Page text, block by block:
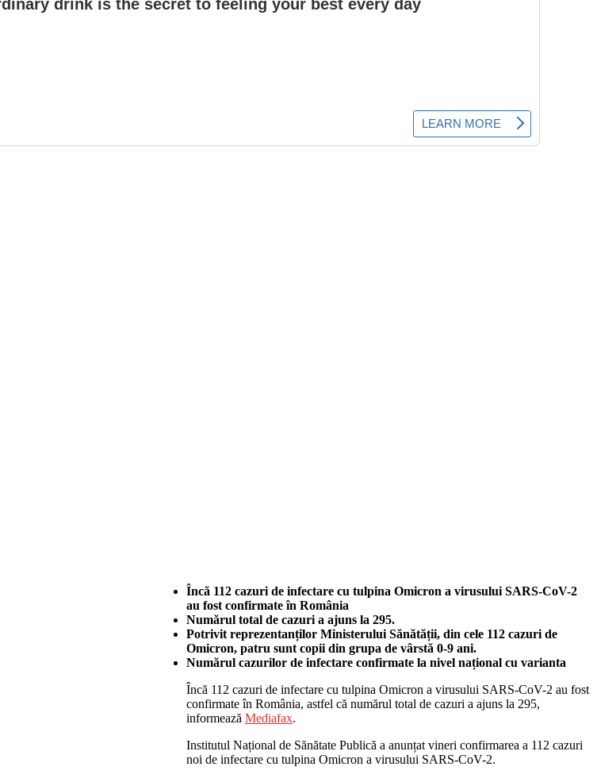
Încă 112 cazuri de infectare cu tulpina Omicron a virusului SARS-CoV-2
au fost confirmate în România
Numărul total de cazuri a ajuns la 295.
Potrivit reprezentanților Ministerului Sănătății, din cele 112 cazuri de
Omicron, patru sunt copii din grupa de vârstă 0-9 ani.
Numărul cazurilor de infectare confirmate la nivel național cu varianta
Încă 112 cazuri de infectare cu tulpina Omicron a virusului SARS-CoV-2 au fost
confirmate în România, astfel că numărul total de cazuri a ajuns la 295,
informează Mediafax.
Institutul Național de Sănătate Publică a anunțat vineri confirmarea a 112 cazuri
noi de infectare cu tulpina Omicron a virusului SARS-CoV-2.